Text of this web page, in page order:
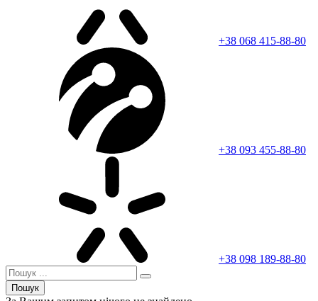
+38 068 415-88-80
+38 093 455-88-80
+38 098 189-88-80
Пошук